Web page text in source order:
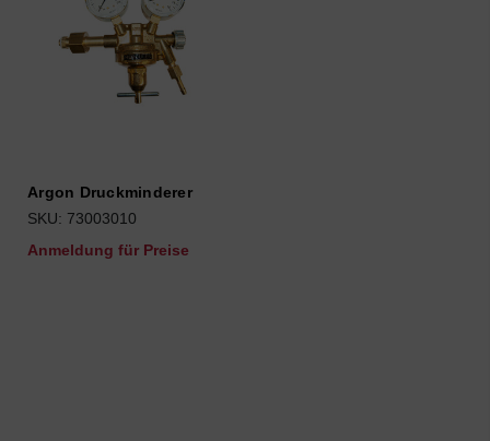
Argon Druckminderer
SKU: 73003010
Anmeldung für Preise